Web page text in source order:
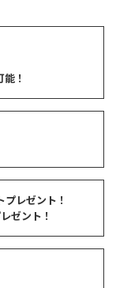
！
レゼント！
ゼント！